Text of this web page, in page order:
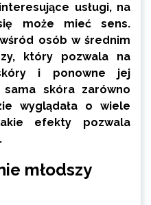
usługi, na
może mieć sens.
osób w średnim
który pozwala na
i ponowne jej
skóra zarówno
wyglądała o wiele
efekty pozwala
młodszy